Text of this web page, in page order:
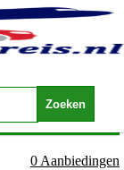
Maso
0 Aanbiedingen